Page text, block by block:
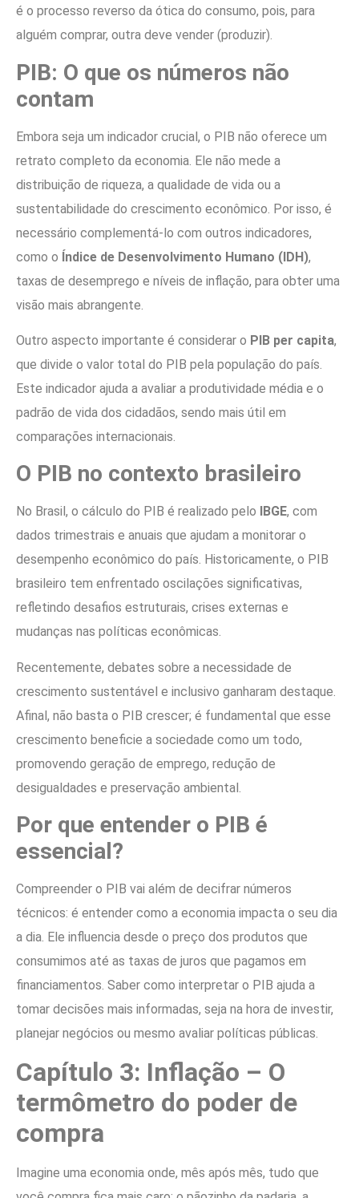
é o processo reverso da ótica do consumo, pois, para
alguém comprar, outra deve vender (produzir).
PIB: O que os números não
contam
Embora seja um indicador crucial, o PIB não oferece um
retrato completo da economia. Ele não mede a
distribuição de riqueza, a qualidade de vida ou a
sustentabilidade do crescimento econômico. Por isso, é
necessário complementá-lo com outros indicadores,
como o Índice de Desenvolvimento Humano (IDH),
taxas de desemprego e níveis de inflação, para obter uma
visão mais abrangente.
Outro aspecto importante é considerar o PIB per capita,
que divide o valor total do PIB pela população do país.
Este indicador ajuda a avaliar a produtividade média e o
padrão de vida dos cidadãos, sendo mais útil em
comparações internacionais.
O PIB no contexto brasileiro
No Brasil, o cálculo do PIB é realizado pelo IBGE, com
dados trimestrais e anuais que ajudam a monitorar o
desempenho econômico do país. Historicamente, o PIB
brasileiro tem enfrentado oscilações significativas,
refletindo desafios estruturais, crises externas e
mudanças nas políticas econômicas.
Recentemente, debates sobre a necessidade de
crescimento sustentável e inclusivo ganharam destaque.
Afinal, não basta o PIB crescer; é fundamental que esse
crescimento beneficie a sociedade como um todo,
promovendo geração de emprego, redução de
desigualdades e preservação ambiental.
Por que entender o PIB é
essencial?
Compreender o PIB vai além de decifrar números
técnicos: é entender como a economia impacta o seu dia
a dia. Ele influencia desde o preço dos produtos que
consumimos até as taxas de juros que pagamos em
financiamentos. Saber como interpretar o PIB ajuda a
tomar decisões mais informadas, seja na hora de investir,
planejar negócios ou mesmo avaliar políticas públicas.
Capítulo 3: Inflação – O
termômetro do poder de
compra
Imagine uma economia onde, mês após mês, tudo que